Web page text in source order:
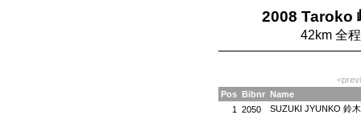
2008 Taroko
42km 全
Pos Bibnr Name
1
2050
SUZUKI JYUNKO 鈴